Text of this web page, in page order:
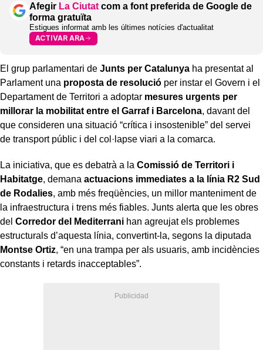
Afegir La Ciutat com a font preferida de Google de
forma gratuïta
Estigues informat amb les últimes notícies d'actualitat
ACTIVAR ARA
El grup parlamentari de Junts per Catalunya ha presentat al
Parlament una proposta de resolució per instar el Govern i el
Departament de Territori a adoptar mesures urgents per
millorar la mobilitat entre el Garraf i Barcelona, davant del
que consideren una situació “crítica i insostenible” del servei
de transport públic i del col·lapse viari a la comarca.
La iniciativa, que es debatrà a la Comissió de Territori i
Habitatge, demana actuacions immediates a la línia R2 Sud
de Rodalies, amb més freqüències, un millor manteniment de
la infraestructura i trens més fiables. Junts alerta que les obres
del Corredor del Mediterrani han agreujat els problemes
estructurals d’aquesta línia, convertint-la, segons la diputada
Montse Ortiz, “en una trampa per als usuaris, amb incidències
constants i retards inacceptables”.